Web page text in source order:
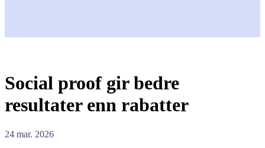
Social proof gir bedre
resultater enn rabatter
24 mar. 2026